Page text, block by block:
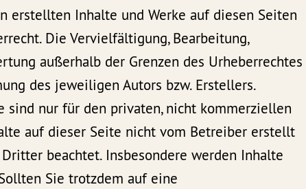
erstellten Inhalte und Werke auf diesen Seiten
Die Vervielfältigung, Bearbeitung,
außerhalb der Grenzen des Urheberrechtes
des jeweiligen Autors bzw. Erstellers.
sind nur für den privaten, nicht kommerziellen
auf dieser Seite nicht vom Betreiber erstellt
beachtet. Insbesondere werden Inhalte
Sie trotzdem auf eine